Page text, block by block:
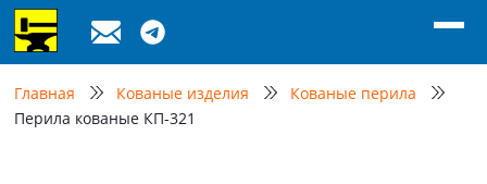
Главная Кованые изделия
Кованые перила
Перила кованые КП-321